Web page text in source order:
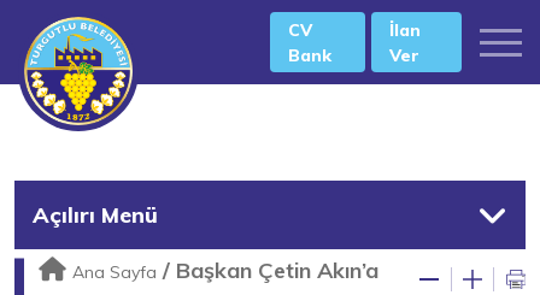
CV
Bank
İlan
Ver
Açılırı Menü
Ana Sayfa / Başkan Çetin Akın’a